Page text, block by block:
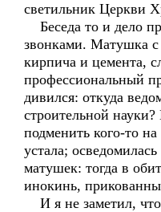
светильник Церкви
Беседа то и дело
звонками. Матушка с
кирпича и цемента,
профессиональный
дивился: откуда
строительной
подменить кого-то
устала;
матушек: тогда в
инокинь,
И я не заметил,